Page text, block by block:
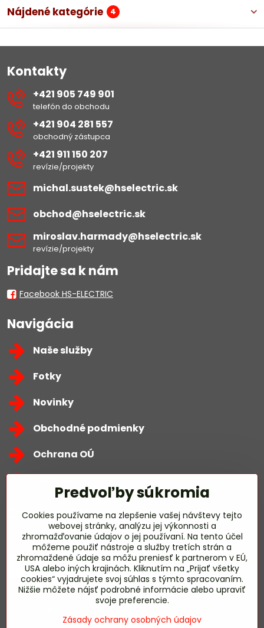
Nájdené kategórie 4
Kontakty
+421 905 749 901
telefón do obchodu
+421 904 281 557
obchodný zástupca
+421 911 150 207
revízie/projekty
michal​.sustek​@hselectric​.sk
obchod​@hselectric​.sk
miroslav​.harmady​@hselectric​.sk
revízie/projekty
Pridajte sa k nám
Facebook HS-ELECTRIC
Navigácia
Naše služby
Fotky
Novinky
Obchodné podmienky
Ochrana OÚ
Zavoláme Vám späť
Váš telefón*
Predvoľby súkromia
Cookies používame na zlepšenie vašej návštevy tejto
webovej stránky, analýzu jej výkonnosti a
zhromažďovanie údajov o jej používaní. Na tento účel
môžeme použiť nástroje a služby tretích strán a
zhromaždené údaje sa môžu preniesť k partnerom v EÚ,
USA alebo iných krajinách. Kliknutím na „Prijať všetky
cookies“ vyjadrujete svoj súhlas s týmto spracovaním.
Nižšie môžete nájsť podrobné informácie alebo upraviť
svoje preferencie.
Zásady ochrany osobných údajov